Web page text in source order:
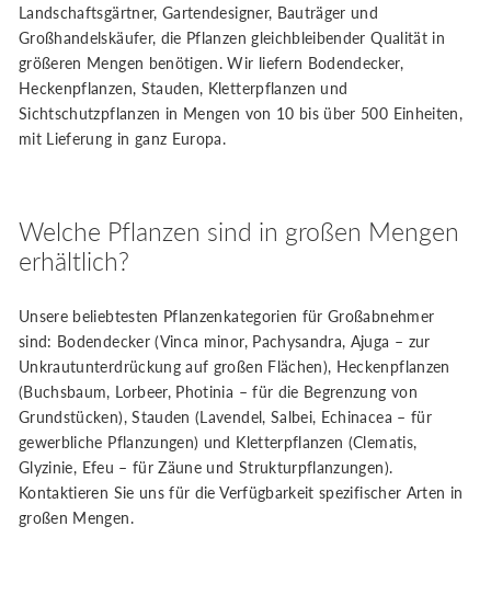
Landschaftsgärtner, Gartendesigner, Bauträger und
Großhandelskäufer, die Pflanzen gleichbleibender Qualität in
größeren Mengen benötigen. Wir liefern Bodendecker,
Heckenpflanzen, Stauden, Kletterpflanzen und
Sichtschutzpflanzen in Mengen von 10 bis über 500 Einheiten,
mit Lieferung in ganz Europa.
Welche Pflanzen sind in großen Mengen
erhältlich?
Unsere beliebtesten Pflanzenkategorien für Großabnehmer
sind: Bodendecker (Vinca minor, Pachysandra, Ajuga – zur
Unkrautunterdrückung auf großen Flächen), Heckenpflanzen
(Buchsbaum, Lorbeer, Photinia – für die Begrenzung von
Grundstücken), Stauden (Lavendel, Salbei, Echinacea – für
gewerbliche Pflanzungen) und Kletterpflanzen (Clematis,
Glyzinie, Efeu – für Zäune und Strukturpflanzungen).
Kontaktieren Sie uns für die Verfügbarkeit spezifischer Arten in
großen Mengen.